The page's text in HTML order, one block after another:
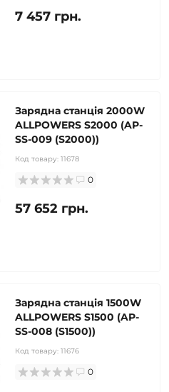
7 457 грн.
Зарядна станція 2000W
ALLPOWERS S2000 (AP-
SS-009 (S2000))
Код товару: 11678
0
57 652 грн.
Зарядна станція 1500W
ALLPOWERS S1500 (AP-
SS-008 (S1500))
Код товару: 11676
0